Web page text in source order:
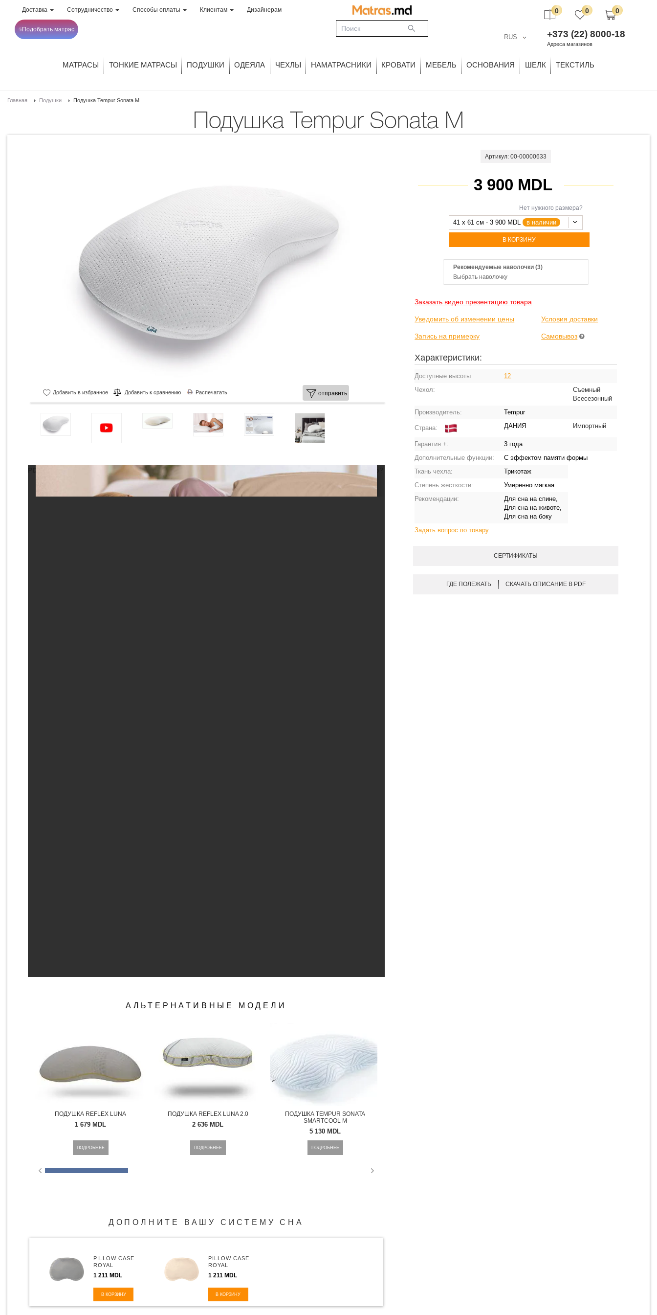
Доставка Сотрудничество Способы оплаты Клиентам Дизайнерам
Подобрать матрас
0
0
0
+373 (22) 8000-18
Адреса магазинов
RUS
МАТРАСЫ ТОНКИЕ МАТРАСЫ ПОДУШКИ ОДЕЯЛА ЧЕХЛЫ НАМАТРАСНИКИ КРОВАТИ МЕБЕЛЬ ОСНОВАНИЯ ШЕЛК ТЕКСТИЛЬ
Главная Подушки Подушка Tempur Sonata M
Подушка Tempur Sonata M
отправить
Добавить в избранное Добавить к сравнению Распечатать
PDF не отобразился? Возможно, стоит попробовать черные чернила. Может, попробуете
АЛЬТЕРНАТИВНЫЕ МОДЕЛИ
БЫСТРЫЙ ПРОСМОТР
ПОДУШКА REFLEX LUNA
1 679 MDL
ПОДРОБНЕЕ
БЫСТРЫЙ ПРОСМОТР
ПОДУШКА REFLEX LUNA 2.0
2 636 MDL
ПОДРОБНЕЕ
БЫСТРЫЙ ПРОСМОТР
ПОДУШКА TEMPUR SONATA
SMARTCOOL M
5 130 MDL
ПОДРОБНЕЕ
ДОПОЛНИТЕ ВАШУ СИСТЕМУ СНА
PILLOW CASE
ROYAL
COTTON
SATEEN COLD
1 211 MDL
В КОРЗИНУ
PILLOW CASE
ROYAL
COTTON
SATEEN PEARL
1 211 MDL
В КОРЗИНУ
Артикул: 00-00000633
3 900 MDL
Нет нужного размера?
41 x 61 см - 3 900 MDL в наличии
В КОРЗИНУ
Рекомендуемые наволочки (3)
Выбрать наволочку
Заказать видео презентацию товара
Уведомить об изменении цены Условия доставки
Запись на примерку Самовывоз
Характеристики:
Доступные высоты
12
Чехол:
Съемный
Всесезонный
Производитель:
Tempur
Страна: ДАНИЯ Импортный
Гарантия +:
3 года
Дополнительные функции:
С эффектом памяти формы
Ткань чехла:
Трикотаж
Степень жесткости:
Умеренно мягкая
Рекомендации:
Для сна на спине,
Для сна на животе,
Для сна на боку
Задать вопрос по товару
СЕРТИФИКАТЫ
ГДЕ ПОЛЕЖАТЬ СКАЧАТЬ ОПИСАНИЕ В PDF